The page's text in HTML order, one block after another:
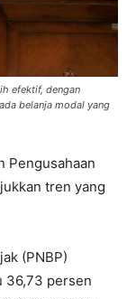
efektif, dengan
belanja modal yang
Pengusahaan
tren yang
(PNBP)
36,73 persen